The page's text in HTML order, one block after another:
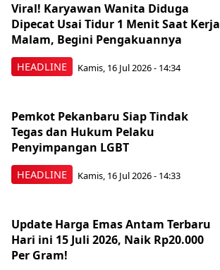
HEADLINE
Viral! Karyawan Wanita Diduga
Dipecat Usai Tidur 1 Menit Saat Kerja
Malam, Begini Pengakuannya
Kamis, 16 Jul 2026 - 14:34
HEADLINE
Pemkot Pekanbaru Siap Tindak
Tegas dan Hukum Pelaku
Penyimpangan LGBT
Kamis, 16 Jul 2026 - 14:33
Update Harga Emas Antam Terbaru
Hari ini 15 Juli 2026, Naik Rp20.000
Per Gram!